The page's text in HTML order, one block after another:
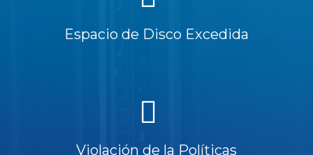
Espacio de Disco Excedida
Violación de la Políticas